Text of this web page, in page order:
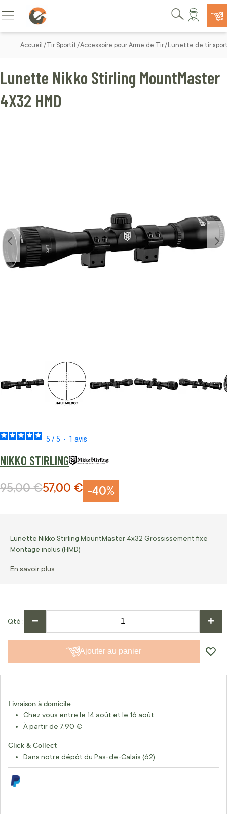
Allez au contenu
Basculer la navigation
Rechercher
Accueil Tir Sportif Accessoire pour Arme de Tir Lunette de tir
5 /5 - 1 avis
NIKKO STIRLING
Lunette Nikko Stirling MountMaster
4X32 HMD
-40%
Prix Spécial
57,00 €
Prix normal
95,00 €
Lunette Nikko Stirling MountMaster 4x32 Grossissement fixe
Montage inclus (HMD)
En savoir plus
Qté − +
Ajouter au panier
Livraison à domicile
Chez vous entre le 14 août et le 16 août
À partir de 7,90 €
Click & Collect
Dans notre dépôt du Pas-de-Calais (62)